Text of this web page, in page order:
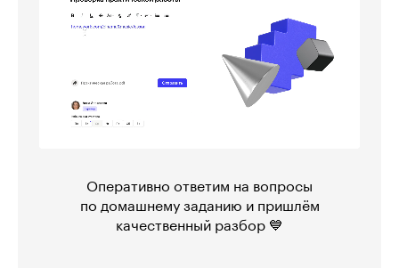
Оперативно ответим на вопросы
по домашнему заданию и пришлём
качественный разбор 💙